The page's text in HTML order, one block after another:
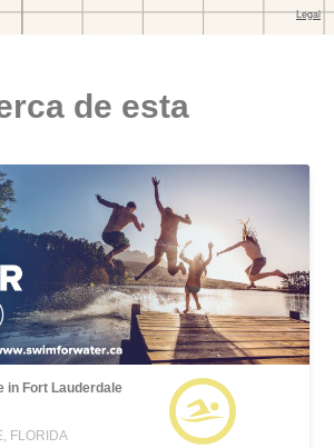
de esta
in Fort Lauderdale
FLORIDA